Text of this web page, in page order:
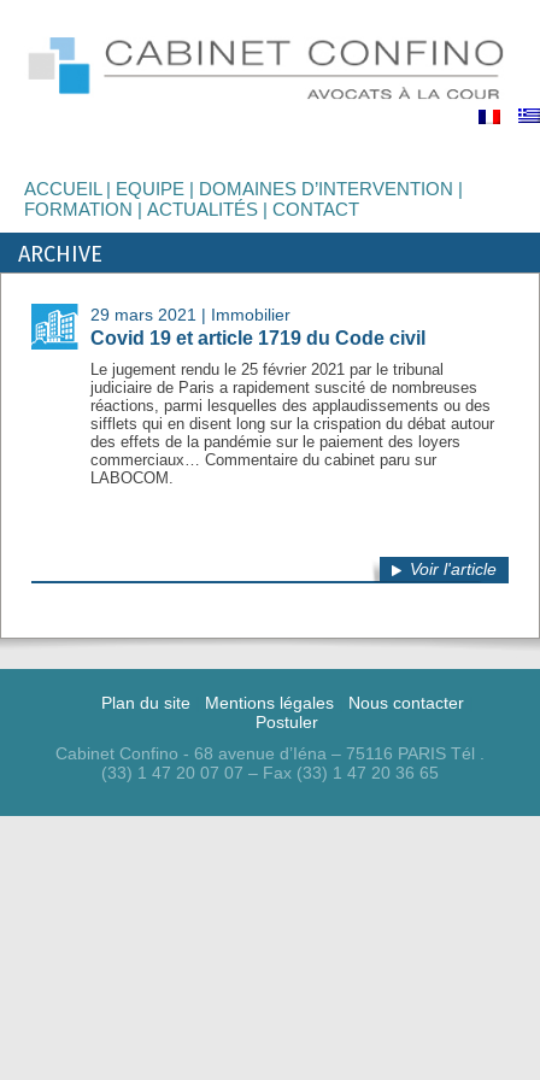
ACCUEIL EQUIPE
DOMAINES D’INTERVENTION
FORMATION
ACTUALITÉS CONTACT
ARCHIVE
29 mars 2021 | Immobilier
Covid 19 et article 1719 du Code civil
Le jugement rendu le 25 février 2021 par le tribunal
judiciaire de Paris a rapidement suscité de nombreuses
réactions, parmi lesquelles des applaudissements ou des
sifflets qui en disent long sur la crispation du débat autour
des effets de la pandémie sur le paiement des loyers
commerciaux… Commentaire du cabinet paru sur
LABOCOM.
Voir l'article
Plan du site Mentions légales
Nous contacter
Postuler
Cabinet Confino - 68 avenue d’Iéna – 75116 PARIS Tél .
(33) 1 47 20 07 07 – Fax (33) 1 47 20 36 65